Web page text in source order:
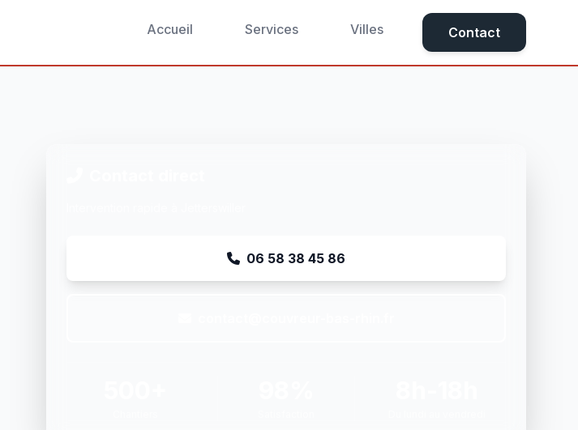
Accueil Services Villes Contact
06 58 38 45 86